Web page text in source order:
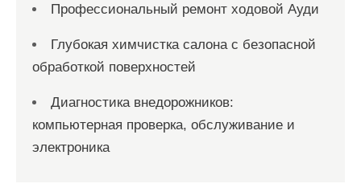
Профессиональный ремонт ходовой Ауди
Глубокая химчистка салона с безопасной
обработкой поверхностей
Диагностика внедорожников:
компьютерная проверка, обслуживание и
электроника